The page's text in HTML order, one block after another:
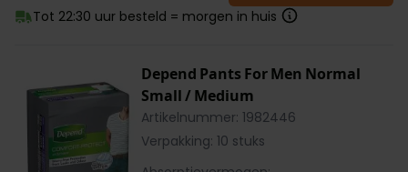
Tot 22:30 uur besteld = morgen in huis
Depend Pants For Men Normal
Small / Medium
Artikelnummer: 1982446
Verpakking: 10 stuks